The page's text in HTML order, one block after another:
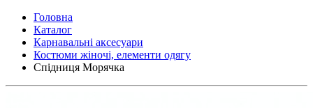
Головна
Каталог
Карнавальні аксесуари
Костюми жіночі, елементи одягу
Спідниця Морячка